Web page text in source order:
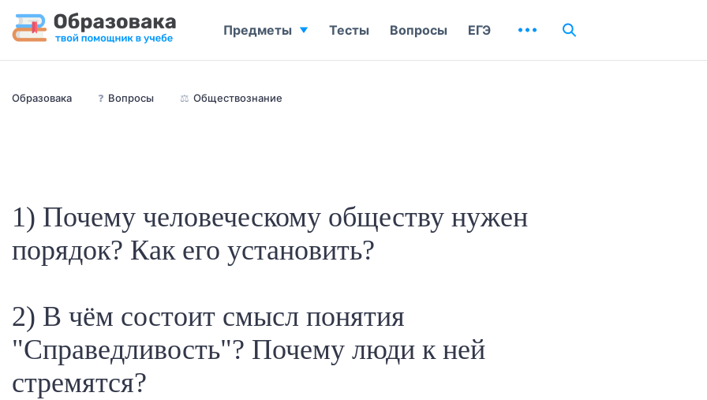
Образовака ❓ Вопросы ⚖️ Обществознание
1) Почему человеческому обществу нужен
порядок? Как его установить?
2) В чём состоит смысл понятия
"Справедливость"? Почему люди к ней
стремятся?
Предметы Тесты Вопросы ЕГЭ